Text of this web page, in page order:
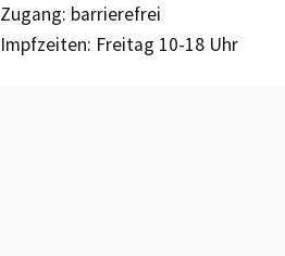
Zugang: barrierefrei
Impfzeiten: Freitag 10-18 Uhr